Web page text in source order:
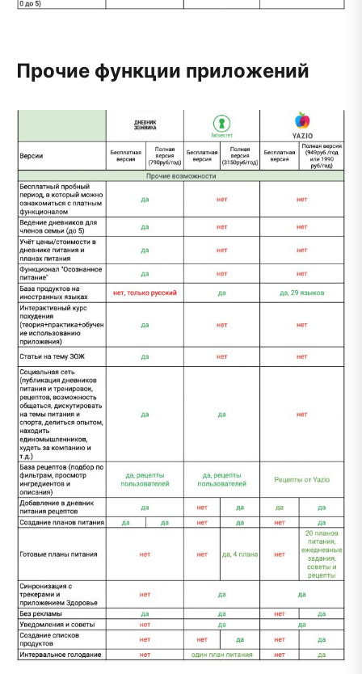
Прочие функции приложений